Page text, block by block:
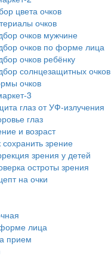
цвета очков
очков
очков мужчине
очков по форме лица
очков ребёнку
солнцезащитных очков
очков
3
глаз от УФ-излучения
глаз
и возраст
сохранить зрение
зрения у детей
остроты зрения
на очки
лица
прием